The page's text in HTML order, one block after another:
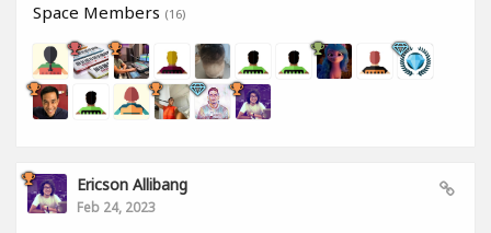
Space Members (16)
Ericson Allibang
Feb 24, 2023